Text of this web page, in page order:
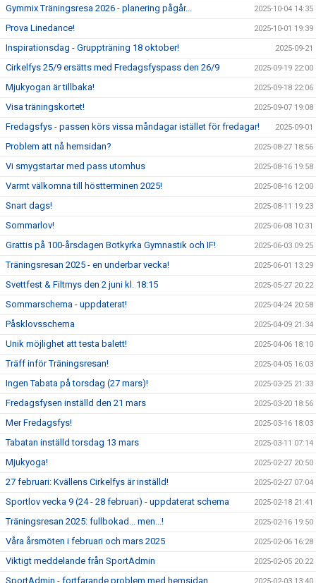
Gymmix Träningsresa 2026 - planering pågår... 2025-10-04 14:35
Prova Linedance! 2025-10-01 19:39
Inspirationsdag - Gruppträning 18 oktober! 2025-09-21
Cirkelfys 25/9 ersätts med Fredagsfyspass den 26/9 2025-09-19 22:00
Mjukyogan är tillbaka! 2025-09-18 22:06
Visa träningskortet! 2025-09-07 19:08
Fredagsfys - passen körs vissa måndagar istället för fredagar! 2025-09-01
Problem att nå hemsidan? 2025-08-27 18:56
Vi smygstartar med pass utomhus 2025-08-16 19:58
Varmt välkomna till höstterminen 2025! 2025-08-16 12:00
Snart dags! 2025-08-11 19:23
Sommarlov! 2025-06-08 10:31
Grattis på 100-årsdagen Botkyrka Gymnastik och IF! 2025-06-03 09:25
Träningsresan 2025 - en underbar vecka! 2025-06-01 13:29
Svettfest & Filtmys den 2 juni kl. 18:15 2025-05-27 20:22
Sommarschema - uppdaterat! 2025-04-24 20:58
Påsklovsschema 2025-04-09 21:34
Unik möjlighet att testa balett! 2025-04-06 18:10
Träff inför Träningsresan! 2025-04-05 16:03
Ingen Tabata på torsdag (27 mars)! 2025-03-25 21:33
Fredagsfysen inställd den 21 mars 2025-03-20 18:56
Mer Fredagsfys! 2025-03-16 18:03
Tabatan inställd torsdag 13 mars 2025-03-11 07:14
Mjukyoga! 2025-02-27 20:50
27 februari: Kvällens Cirkelfys är inställd! 2025-02-27 07:04
Sportlov vecka 9 (24 - 28 februari) - uppdaterat schema 2025-02-18 21:41
Träningsresan 2025: fullbokad... men...! 2025-02-16 19:50
Våra årsmöten i februari och mars 2025 2025-02-06 16:28
Viktigt meddelande från SportAdmin 2025-02-05 20:22
SportAdmin - fortfarande problem med hemsidan